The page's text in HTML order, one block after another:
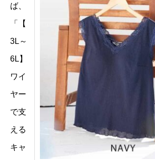
ば、
「【
3L～
6L】
ワイ
ヤー
で支
える
キャ